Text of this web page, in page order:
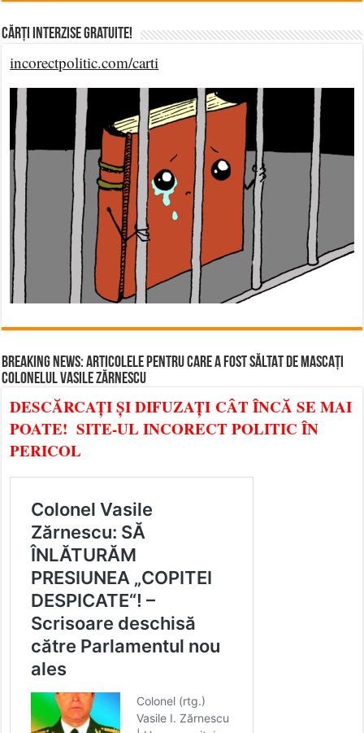
Cărți Interzise Gratuite!
incorectpolitic.com/carti
BREAKING NEWS: ARTICOLELE PENTRU CARE A FOST SĂLTAT DE MASCAȚI
COLONELUL VASILE ZĂRNESCU
DESCĂRCAȚI ȘI DIFUZAȚI CÂT ÎNCĂ SE MAI
POATE! SITE-UL INCORECT POLITIC ÎN
PERICOL